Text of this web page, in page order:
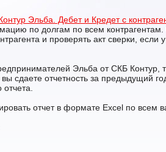
Эльба. Дебет и Кредет с
по долгам по всем
и проверять акт сверки, если
Эльба от СКБ Контур,
сдаете отчетность за предыдущий
отчет в формате Excel по всем